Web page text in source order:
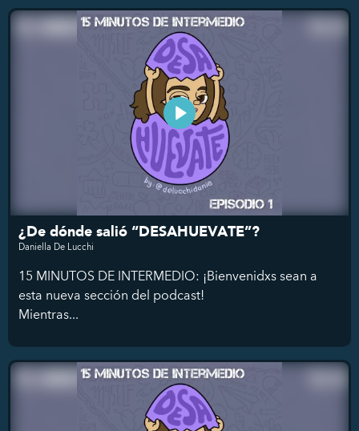
¿De dónde salió “DESAHUEVATE”?
Daniella De Lucchi
15 MINUTOS DE INTERMEDIO: ¡Bienvenidxs sean a
esta nueva sección del podcast!
Mientras...